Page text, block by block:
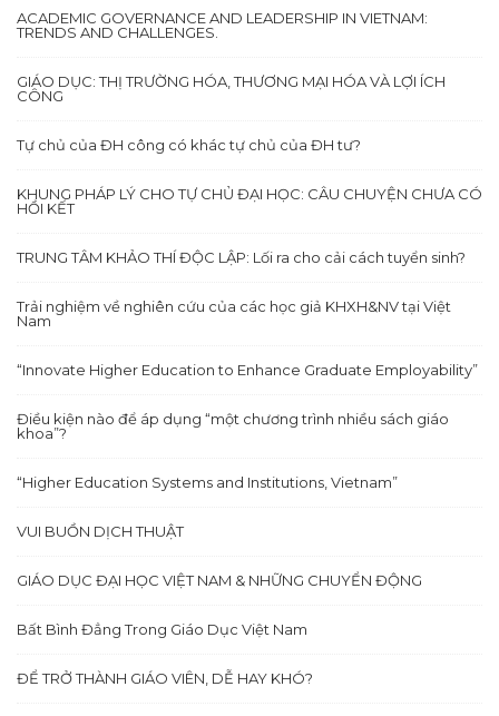
ACADEMIC GOVERNANCE AND LEADERSHIP IN VIETNAM:
TRENDS AND CHALLENGES.
GIÁO DỤC: THỊ TRƯỜNG HÓA, THƯƠNG MẠI HÓA VÀ LỢI ÍCH
CÔNG
Tự chủ của ĐH công có khác tự chủ của ĐH tư?
KHUNG PHÁP LÝ CHO TỰ CHỦ ĐẠI HỌC: CÂU CHUYỆN CHƯA CÓ
HỒI KẾT
TRUNG TÂM KHẢO THÍ ĐỘC LẬP: Lối ra cho cải cách tuyển sinh?
Trải nghiệm về nghiên cứu của các học giả KHXH&NV tại Việt
Nam
“Innovate Higher Education to Enhance Graduate Employability”
Điều kiện nào để áp dụng “một chương trình nhiều sách giáo
khoa”?
“Higher Education Systems and Institutions, Vietnam”
VUI BUỒN DỊCH THUẬT
GIÁO DỤC ĐẠI HỌC VIỆT NAM & NHỮNG CHUYỂN ĐỘNG
Bất Bình Đẳng Trong Giáo Dục Việt Nam
ĐỂ TRỞ THÀNH GIÁO VIÊN, DỄ HAY KHÓ?